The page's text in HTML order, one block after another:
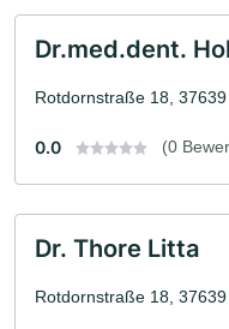
Dr.med.dent.
Rotdornstraße 18,
0.0 (0
Dr. Thore Litta
Rotdornstraße 18,